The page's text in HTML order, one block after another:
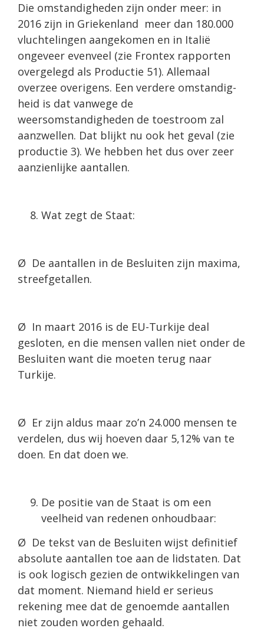
Die omstandigheden zijn onder meer: in
2016 zijn in Griekenland meer dan 180.000
vluchtelingen aangekomen en in Italië
ongeveer evenveel (zie Frontex rapporten
overgelegd als Productie 51). Allemaal
overzee overigens. Een verdere omstandig­
heid is dat vanwege de
weersomstandigheden de toestroom zal
aanzwellen. Dat blijkt nu ook het geval (zie
productie 3). We hebben het dus over zeer
aanzienlijke aantallen.
Wat zegt de Staat:
Ø De aantallen in de Besluiten zijn maxima,
streefgetallen.
Ø In maart 2016 is de EU-Turkije deal
gesloten, en die mensen vallen niet onder de
Besluiten want die moeten terug naar
Turkije.
Ø Er zijn aldus maar zo’n 24.000 mensen te
verdelen, dus wij hoeven daar 5,12% van te
doen. En dat doen we.
De positie van de Staat is om een
veelheid van redenen onhoudbaar:
Ø De tekst van de Besluiten wijst definitief
absolute aantallen toe aan de lidstaten. Dat
is ook logisch gezien de ontwikkelingen van
dat moment. Niemand hield er serieus
rekening mee dat de genoemde aantallen
niet zouden worden gehaald.